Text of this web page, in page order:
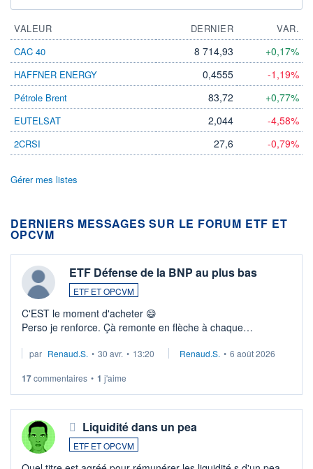
VALEUR DERNIER
VAR.
CAC 40
8 714,93 +0,17%
HAFFNER ENERGY 0,4555 -1,19%
Pétrole Brent 83,72 +0,77%
EUTELSAT 2,044 -4,58%
2CRSI 27,6 -0,79%
Gérer mes listes
DERNIERS MESSAGES SUR LE FORUM ETF ET
OPCVM
ETF Défense de la BNP au plus bas
ETF ET OPCVM
C'EST le moment d'acheter 😄​
Perso je renforce. Çà remonte en flèche à chaque
Investissement long terme tip top pour sa retraite.
par Renaud.S. • 30 avr. • 13:20 Renaud.S. • 6 août 2026
17commentaires • 1 j'aime
Liquidité dans un pea
ETF ET OPCVM